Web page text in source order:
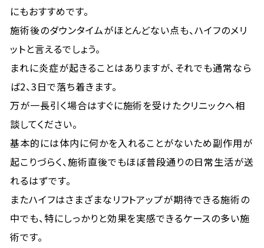
にもおすすめです。
施術後のダウンタイムがほとんどない点も、ハイフのメリ
ットと言えるでしょう。
まれに炎症が起きることはありますが、それでも通常なら
ば2、3日で落ち着きます。
万が一長引く場合はすぐに施術を受けたクリニックへ相
談してください。
基本的には体内に何かを入れることがないため副作用が
起こりづらく、施術直後でもほぼ普段通りの日常生活が送
れるはずです。
またハイフはさまざまなリフトアップが期待できる施術の
中でも、特にしっかりと効果を実感できるケースの多い施
術です。